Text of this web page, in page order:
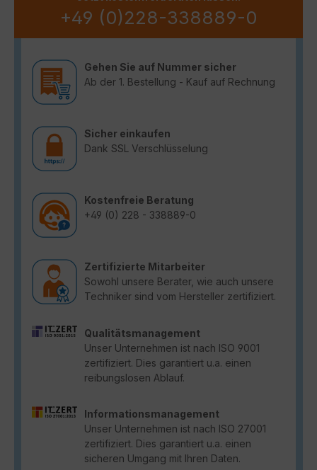
+49 (0)228-338889-0
Gehen Sie auf Nummer sicher
Ab der 1. Bestellung - Kauf auf Rechnung
Sicher einkaufen
Dank SSL Verschlüsselung
Kostenfreie Beratung
+49 (0) 228 - 338889-0
Zertifizierte Mitarbeiter
Sowohl unsere Berater, wie auch unsere
Techniker sind vom Hersteller zertifiziert.
Qualitätsmanagement
Unser Unternehmen ist nach ISO 9001
zertifiziert. Dies garantiert u.a. einen
reibungslosen Ablauf.
Informationsmanagement
Unser Unternehmen ist nach ISO 27001
zertifiziert. Dies garantiert u.a. einen
sicheren Umgang mit Ihren Daten.